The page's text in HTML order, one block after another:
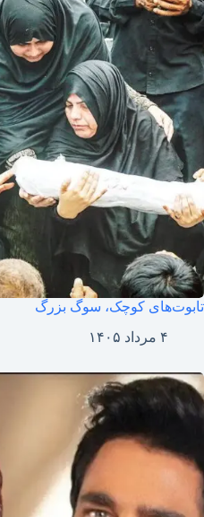
تابوت‌های کوچک، سوگ بزرگ
۴ مرداد ۱۴۰۵